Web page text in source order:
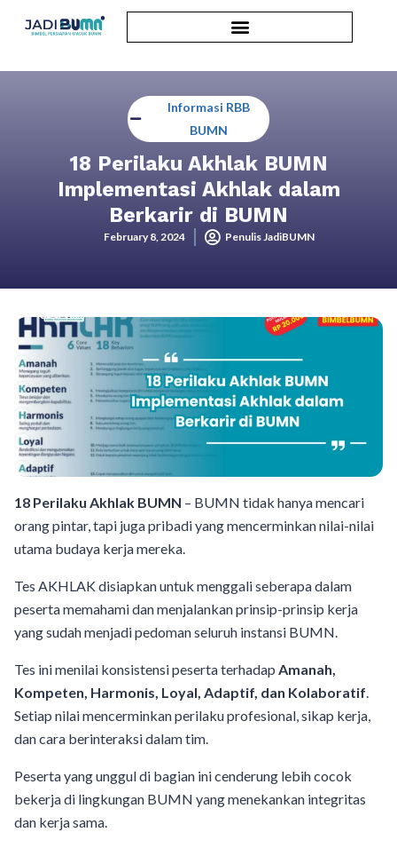
Informasi RBB
BUMN
18 Perilaku Akhlak BUMN
Implementasi Akhlak dalam
Berkarir di BUMN
February 8, 2024 Penulis JadiBUMN
18 Perilaku Akhlak BUMN – BUMN tidak hanya mencari
orang pintar, tapi juga pribadi yang mencerminkan nilai-nilai
utama budaya kerja mereka.
Tes AKHLAK disiapkan untuk menggali seberapa dalam
peserta memahami dan menjalankan prinsip-prinsip kerja
yang sudah menjadi pedoman seluruh instansi BUMN.
Tes ini menilai konsistensi peserta terhadap Amanah,
Kompeten, Harmonis, Loyal, Adaptif, dan Kolaboratif.
Setiap nilai mencerminkan perilaku profesional, sikap kerja,
dan cara berinteraksi dalam tim.
Peserta yang unggul di bagian ini cenderung lebih cocok
bekerja di lingkungan BUMN yang menekankan integritas
dan kerja sama.